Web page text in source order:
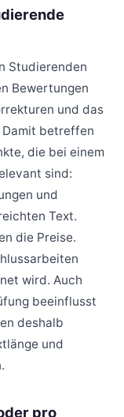
Studierenden
Bewertungen
und das
betreffen
die bei einem
sind:
und
Text.
die Preise.
wird. Auch
beeinflusst
deshalb
und
pro